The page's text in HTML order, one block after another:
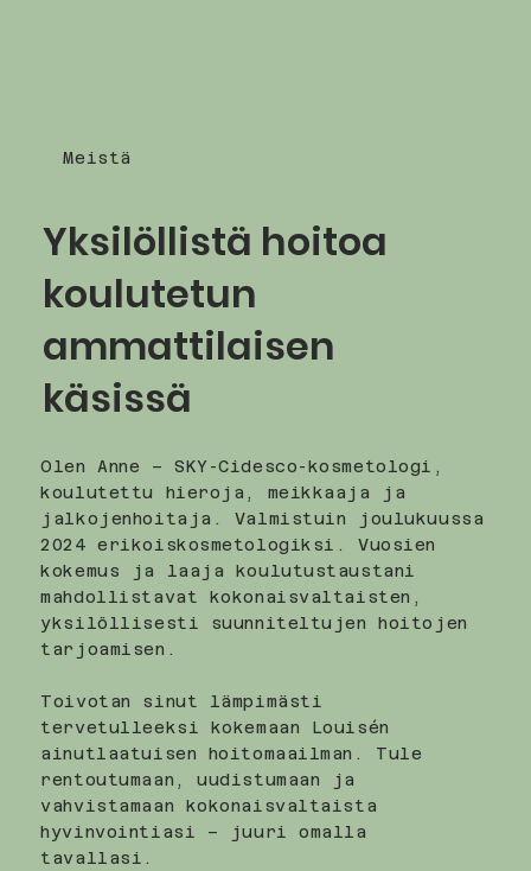
Meistä
Yksilöllistä hoitoa
koulutetun
ammattilaisen
käsissä
Olen Anne – SKY-Cidesco-kosmetologi,
koulutettu hieroja, meikkaaja ja
jalkojenhoitaja. Valmistuin joulukuussa
2024 erikoiskosmetologiksi. Vuosien
kokemus ja laaja koulutustaustani
mahdollistavat kokonaisvaltaisten,
yksilöllisesti suunniteltujen hoitojen
tarjoamisen.
Toivotan sinut lämpimästi
tervetulleeksi kokemaan Louisén
ainutlaatuisen hoitomaailman. Tule
rentoutumaan, uudistumaan ja
vahvistamaan kokonaisvaltaista
hyvinvointiasi – juuri omalla
tavallasi.